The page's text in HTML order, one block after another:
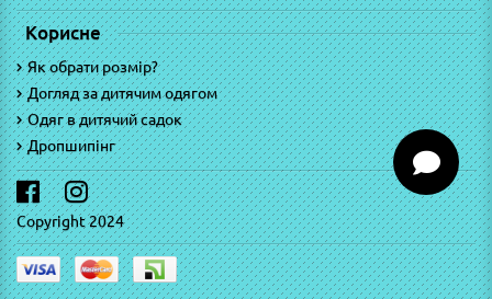
Корисне
Як обрати розмір?
Догляд за дитячим одягом
Одяг в дитячий садок
Дропшипінг
Copyright 2024